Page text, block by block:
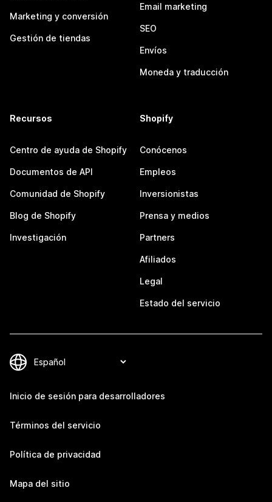
Marketing y conversión
Gestión de tiendas
Email marketing
SEO
Envíos
Moneda y traducción
Recursos
Centro de ayuda de Shopify
Documentos de API
Comunidad de Shopify
Blog de Shopify
Investigación
Shopify
Conócenos
Empleos
Inversionistas
Prensa y medios
Partners
Afiliados
Legal
Estado del servicio
Inicio de sesión para desarrolladores
Términos del servicio
Política de privacidad
Mapa del sitio